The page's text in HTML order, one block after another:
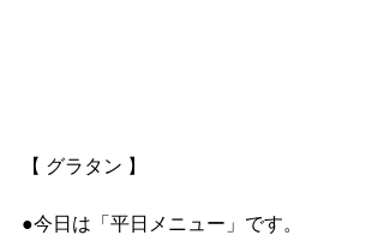
【 グラタン 】
●今日は「平日メニュー」です。